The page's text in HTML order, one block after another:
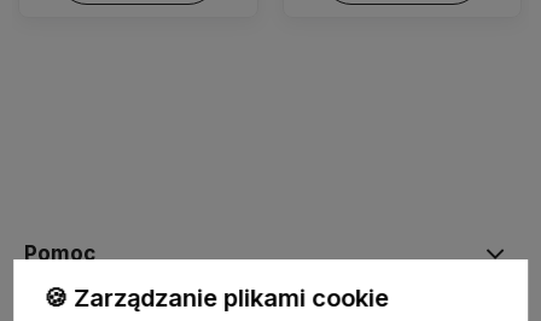
Pomoc
🍪 Zarządzanie plikami cookie